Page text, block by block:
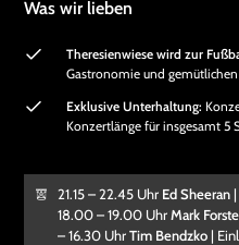
Was wir lieben
Theresienwiese wird zur
Gastronomie und
Exklusive Unterhaltung:
Konzertlänge für insgesamt 5
21.15 – 22.45 Uhr Ed Sheeran
18.00 – 19.00 UhrMark
– 16.30 UhrTim Bendzko |